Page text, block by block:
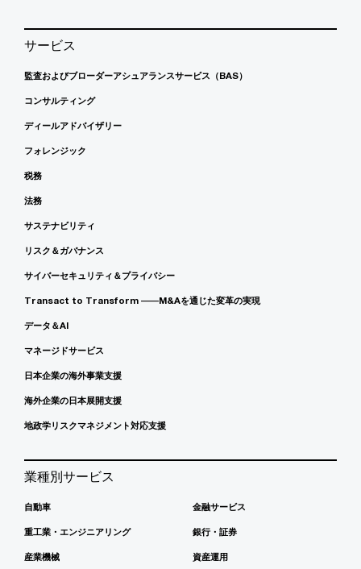
サービス
監査およびブローダーアシュアランスサービス（BAS）
コンサルティング
ディールアドバイザリー
フォレンジック
税務
法務
サステナビリティ
リスク＆ガバナンス
サイバーセキュリティ＆プライバシー
Transact to Transform ――M&Aを通じた変革の実現
データ＆AI
マネージドサービス
日本企業の海外事業支援
海外企業の日本展開支援
地政学リスクマネジメント対応支援
業種別サービス
自動車
重工業・エンジニアリング
産業機械
金融サービス
銀行・証券
資産運用